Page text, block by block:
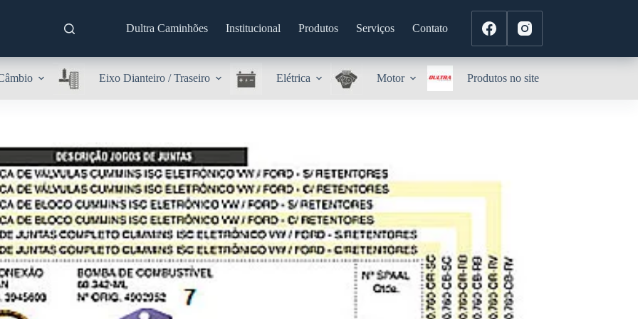
Dultra Caminhões Institucional Produtos Serviços Contato
Eixo Dianteiro / Traseiro Elétrica Motor Produtos no site